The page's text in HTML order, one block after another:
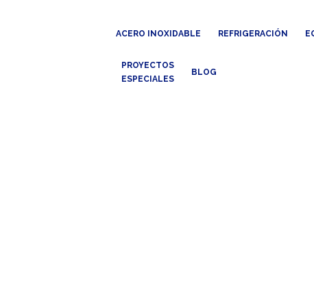
ACERO INOXIDABLE REFRIGERACIÓN
PROYECTOS
ESPECIALES
BLOG